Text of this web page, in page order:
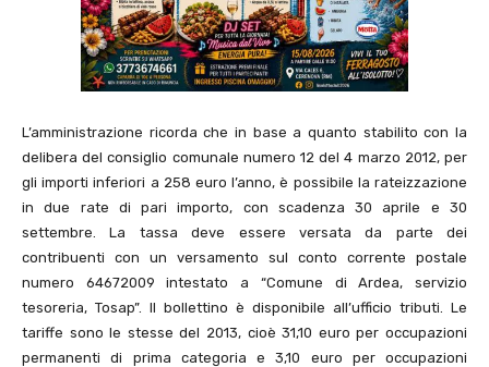
L’amministrazione ricorda che in base a quanto stabilito con la
delibera del consiglio comunale numero 12 del 4 marzo 2012, per
gli importi inferiori a 258 euro l’anno, è possibile la rateizzazione
in due rate di pari importo, con scadenza 30 aprile e 30
settembre. La tassa deve essere versata da parte dei
contribuenti con un versamento sul conto corrente postale
numero 64672009 intestato a “Comune di Ardea, servizio
tesoreria, Tosap”. Il bollettino è disponibile all’ufficio tributi. Le
tariffe sono le stesse del 2013, cioè 31,10 euro per occupazioni
permanenti di prima categoria e 3,10 euro per occupazioni